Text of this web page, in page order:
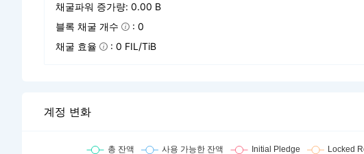
채굴파워 증가량: 0.00 B
블록 채굴 개수
: 0
채굴 효율
: 0 FIL/TiB
계정 변화